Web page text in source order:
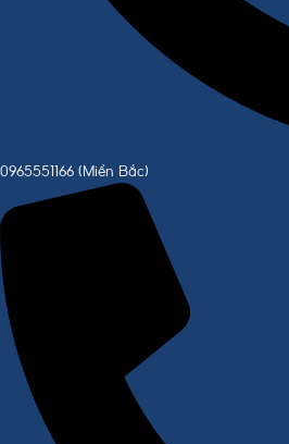
0965551166 (Miền Bắc)